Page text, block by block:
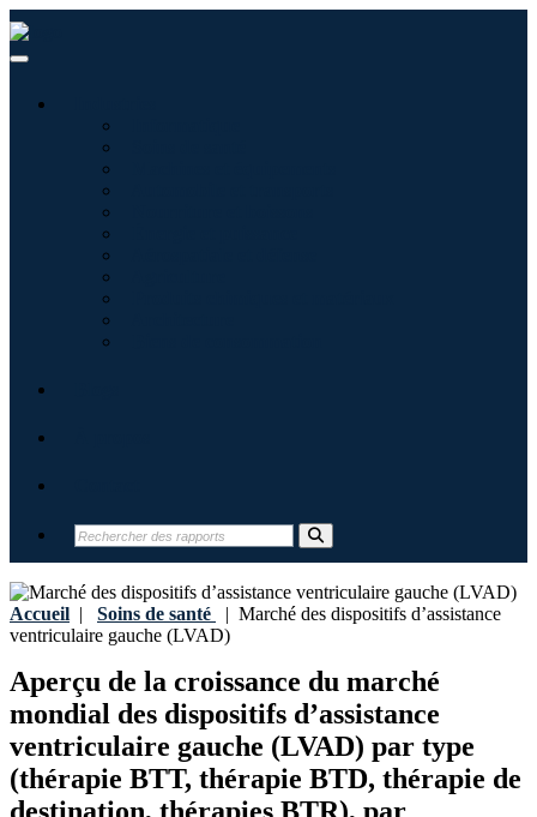
Accueil | Soins de santé | Marché des dispositifs d’assistance
ventriculaire gauche (LVAD)
Aperçu de la croissance du marché
mondial des dispositifs d’assistance
ventriculaire gauche (LVAD) par type
(thérapie BTT, thérapie BTD, thérapie de